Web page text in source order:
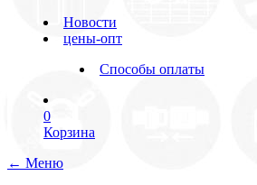
Новости
цены-опт
Способы оплаты
0
Корзина
← Меню